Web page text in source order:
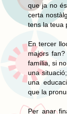
que ja no
certa
tens la teua
En tercer
majors
família, si
una
una
que la
Per anar